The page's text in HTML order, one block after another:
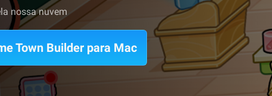
nossa nuvem
Town Builder para Mac